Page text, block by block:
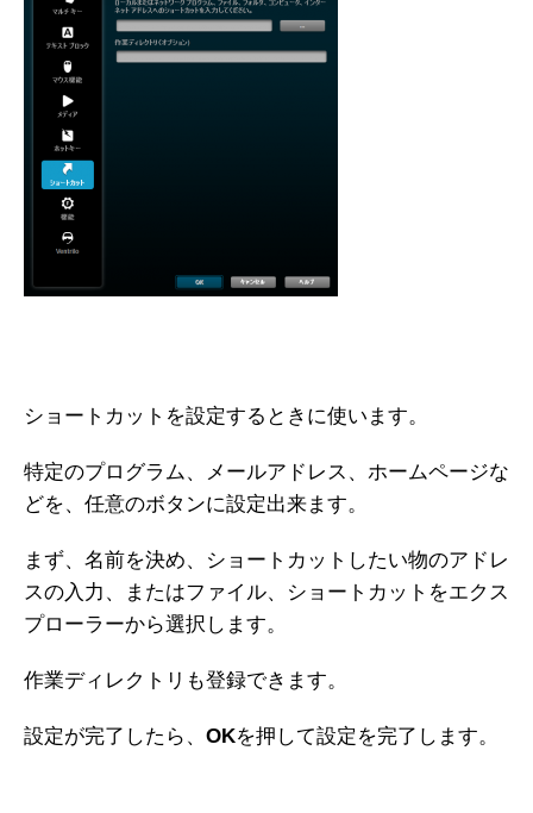
ショートカットを設定するときに使います。
特定のプログラム、メールアドレス、ホームページな
どを、任意のボタンに設定出来ます。
まず、名前を決め、ショートカットしたい物のアドレ
スの入力、またはファイル、ショートカットをエクス
プローラーから選択します。
作業ディレクトリも登録できます。
設定が完了したら、 OKを押して設定を完了します。